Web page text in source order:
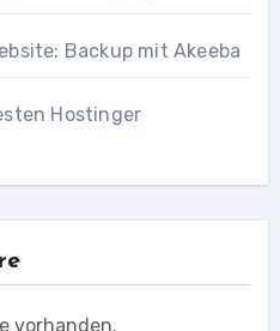
Backup mit Akeeba
Hostinger
vorhanden.